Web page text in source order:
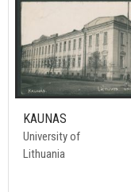
KAUNAS
University of
Lithuania